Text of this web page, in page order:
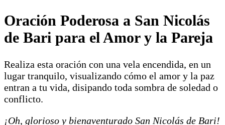
Oración Poderosa a San Nicolás
de Bari para el Amor y la Pareja
Realiza esta oración con una vela encendida, en un
lugar tranquilo, visualizando cómo el amor y la paz
entran a tu vida, disipando toda sombra de soledad o
conflicto.
¡Oh, glorioso y bienaventurado San Nicolás de Bari!